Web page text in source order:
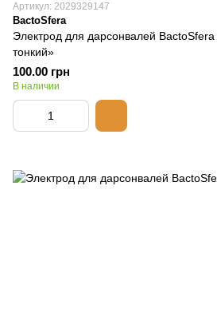
Артикул: 2029329147
BactoSfera
Электрод для дарсонвалей
тонкий»
100.00 грн
В наличии